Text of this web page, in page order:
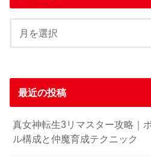
最近の投稿
真女神転生3リマスター攻略｜
ル構成と仲魔育成テクニック